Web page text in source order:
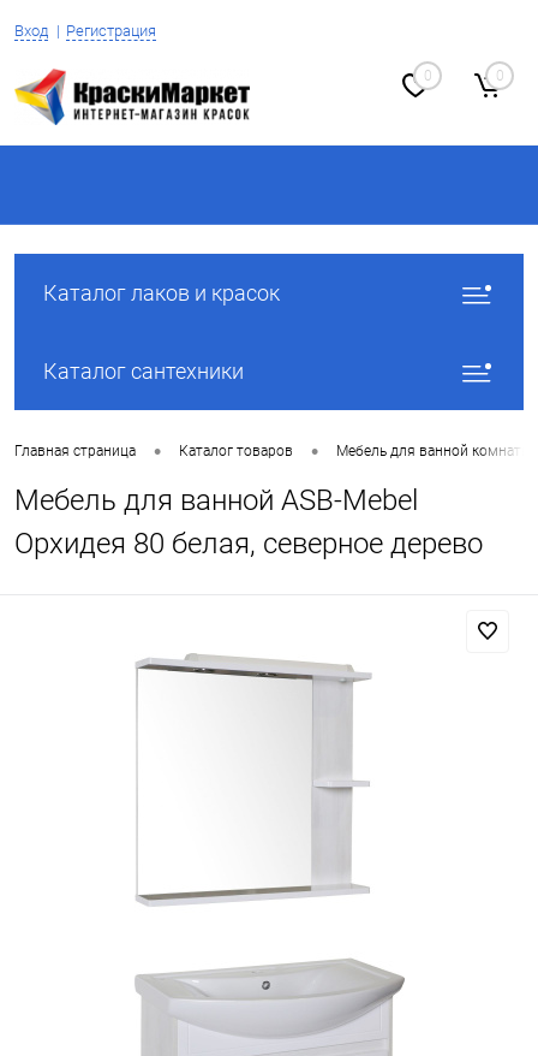
Вход Регистрация
0 0
Каталог лаков и красок
Каталог сантехники
Главная страница • Каталог товаров • Мебель для ванной комнаты
Мебель для ванной ASB-Mebel
Орхидея 80 белая, северное дерево